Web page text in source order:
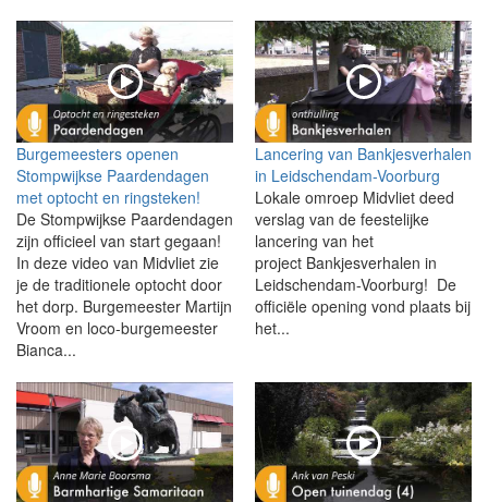
Burgemeesters openen
Stompwijkse Paardendagen
met optocht en ringsteken!
De Stompwijkse Paardendagen
zijn officieel van start gegaan!
In deze video van Midvliet zie
je de traditionele optocht door
het dorp. Burgemeester Martijn
Vroom en loco-burgemeester
Bianca...
Lancering van Bankjesverhalen
in Leidschendam-Voorburg
Lokale omroep Midvliet deed
verslag van de feestelijke
lancering van het
project Bankjesverhalen in
Leidschendam-Voorburg! De
officiële opening vond plaats bij
het...